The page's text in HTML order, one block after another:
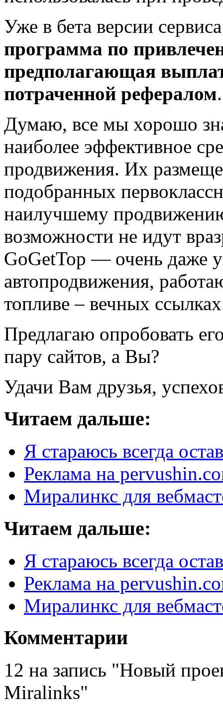
Уже в бета версии
программа по
предполагающая
потраченной рефералом
Думаю, все мы хорошо
наиболее эффективное
продвижения. Их
подобранных
наилучшему
возможности не идут
GoGetTop — очень даже
автопродвижения,
топливе – вечных
Предлагаю опробовать
пару сайтов, а Вы?
Удачи Вам друзья,
Читаем дальше:
Я стараюсь всегда
Реклама на
Миралинкс для
Читаем дальше:
Я стараюсь всегда
Реклама на
Миралинкс для
Комментарии
12 на запись "Новый
Miralinks"